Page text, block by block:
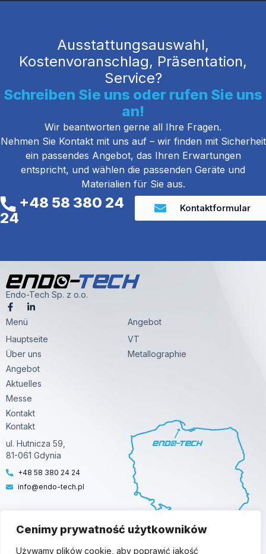
Cenimy prywatność użytkowników
Używamy plików cookie, aby poprawić jakość
Ausstattungsauswahl,
Kostenvoranschlag, Präsentation,
Service?
Schreiben Sie uns oder rufen Sie uns
an!
Wir beantworten gerne all Ihre Fragen.
Nehmen Sie Kontakt mit uns auf – wir finden mit Sicherheit
ein passendes Angebot, das Ihren Erwartungen
entspricht, und wählen die passenden Geräte und
Materialien für Sie aus.
+48 58 380 24
24
Kontaktformular
Endo-Tech Sp. z o.o.
F
a
c
b
o
o
k
-
f
L
i
e
i
n
-
i
Menü
Hauptseite
Über uns
Angebot
Aktuelles
Messe
Kontakt
Angebot
VT
Metallographie
Kontakt
ul. Hutnicza 59,
81-061 Gdynia
+48 58 380 24 24
info@endo-tech.pl
© 2025 Endo-Tech. All Rights Reserved |Polityka prywatności